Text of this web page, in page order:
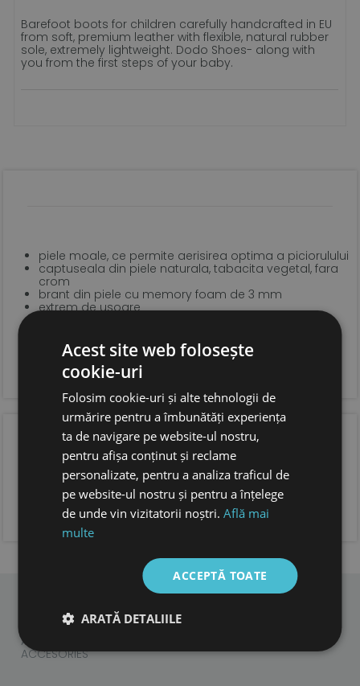
Barefoot boots for children carefully handcrafted in EU
from soft, premium leather with flexible, natural rubber
sole, extremely lightweight. Dodo Shoes- along with
you from the first steps of your baby.
piele moale, ce permite aerisirea optima a piciorulului
captuseala din piele naturala, tabacita vegetal, fara
crom
brant din piele cu memory foam de 3 mm
extrem de usoare
sistem de inchidere tip velcro pentru o fixare optima
si incaltare usoara
forma anatomica pentru copii, cu spatiu suficient
OPINIA CLIENTILOR
ADAUGA OPINIA TA
CHILDREN
ADULTS
ACCESORIES
Acest site web folosește
cookie-uri
Folosim cookie-uri și alte tehnologii de
urmărire pentru a îmbunătăți experiența
ta de navigare pe website-ul nostru,
pentru afișa conținut și reclame
personalizate, pentru a analiza traficul de
pe website-ul nostru și pentru a înțelege
de unde vin vizitatorii noștri.Află mai
multe
ACCEPTĂ TOATE
ARATĂ DETALIILE